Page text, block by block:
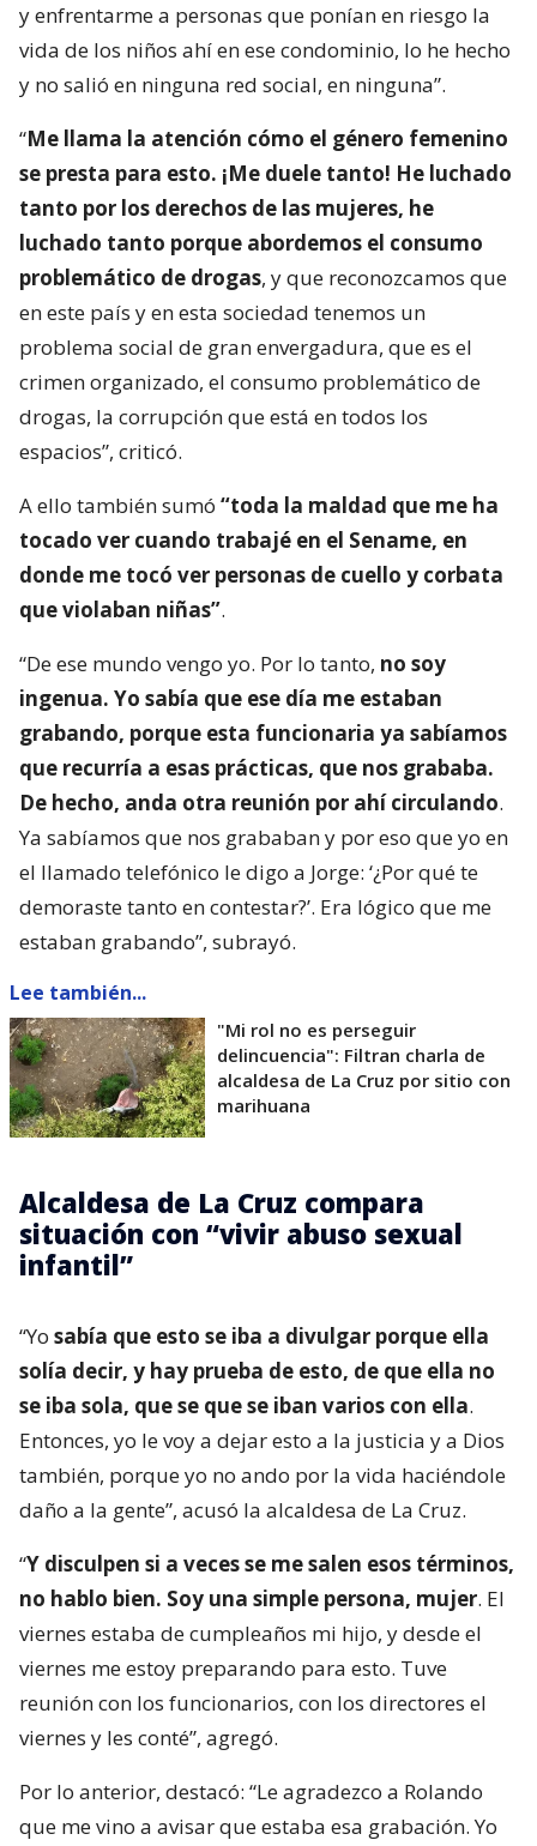
y enfrentarme a personas que ponían en riesgo la
vida de los niños ahí en ese condominio, lo he hecho
y no salió en ninguna red social, en ninguna”.
“Me llama la atención cómo el género femenino
se presta para esto. ¡Me duele tanto! He luchado
tanto por los derechos de las mujeres, he
luchado tanto porque abordemos el consumo
problemático de drogas, y que reconozcamos que
en este país y en esta sociedad tenemos un
problema social de gran envergadura, que es el
crimen organizado, el consumo problemático de
drogas, la corrupción que está en todos los
espacios”, criticó.
A ello también sumó “toda la maldad que me ha
tocado ver cuando trabajé en el Sename, en
donde me tocó ver personas de cuello y corbata
que violaban niñas”.
“De ese mundo vengo yo. Por lo tanto, no soy
ingenua. Yo sabía que ese día me estaban
grabando, porque esta funcionaria ya sabíamos
que recurría a esas prácticas, que nos grababa.
De hecho, anda otra reunión por ahí circulando.
Ya sabíamos que nos grababan y por eso que yo en
el llamado telefónico le digo a Jorge: ‘¿Por qué te
demoraste tanto en contestar?’. Era lógico que me
estaban grabando”, subrayó.
Lee también...
"Mi rol no es perseguir
delincuencia": Filtran charla de
alcaldesa de La Cruz por sitio con
marihuana
Alcaldesa de La Cruz compara
situación con “vivir abuso sexual
infantil”
“Yo sabía que esto se iba a divulgar porque ella
solía decir, y hay prueba de esto, de que ella no
se iba sola, que se que se iban varios con ella.
Entonces, yo le voy a dejar esto a la justicia y a Dios
también, porque yo no ando por la vida haciéndole
daño a la gente”, acusó la alcaldesa de La Cruz.
“Y disculpen si a veces se me salen esos términos,
no hablo bien. Soy una simple persona, mujer. El
viernes estaba de cumpleaños mi hijo, y desde el
viernes me estoy preparando para esto. Tuve
reunión con los funcionarios, con los directores el
viernes y les conté”, agregó.
Por lo anterior, destacó: “Le agradezco a Rolando
que me vino a avisar que estaba esa grabación. Yo